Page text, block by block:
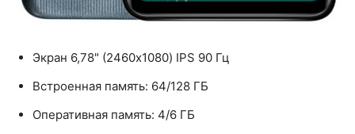
Экран 6,78" (2460x1080) IPS 90 Гц
Встроенная память: 64/128 ГБ
Оперативная память: 4/6 ГБ